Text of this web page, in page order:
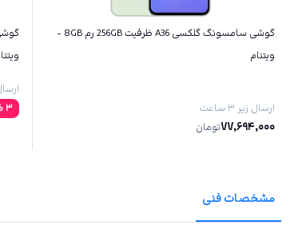
گوشی سامسونگ گلکسی A36 ظرفیت 256GB رم 8GB -
ویتنام
ارسال زیر ۳ ساعت
77,694,000تومان
ارسال
3
مشخصات فنی